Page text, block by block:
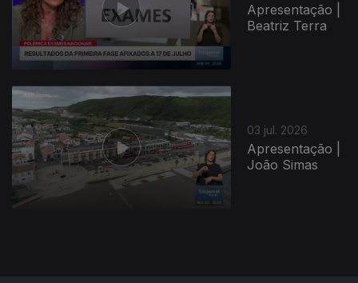
Apresentação |
Beatriz Terra
03 jul. 2026
Apresentação |
João Simas